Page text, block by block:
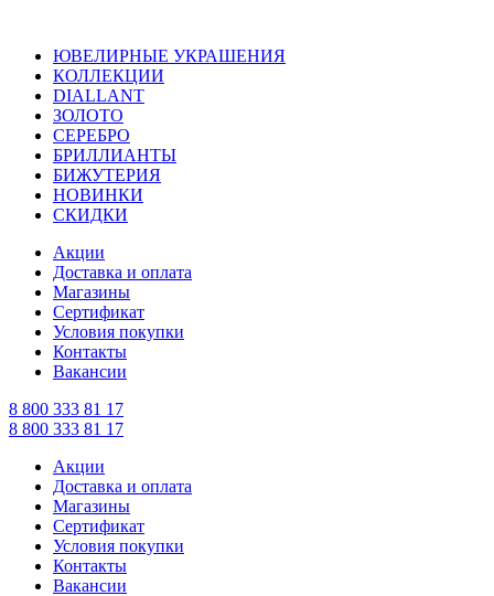
ЮВЕЛИРНЫЕ УКРАШЕНИЯ
КОЛЛЕКЦИИ
DIALLANT
ЗОЛОТО
СЕРЕБРО
БРИЛЛИАНТЫ
БИЖУТЕРИЯ
НОВИНКИ
СКИДКИ
Акции
Доставка и оплата
Магазины
Сертификат
Условия покупки
Контакты
Вакансии
8 800 333 81 17
8 800 333 81 17
Акции
Доставка и оплата
Магазины
Сертификат
Условия покупки
Контакты
Вакансии